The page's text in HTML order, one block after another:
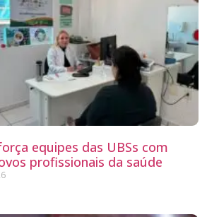
equipes das UBSs com
profissionais da saúde